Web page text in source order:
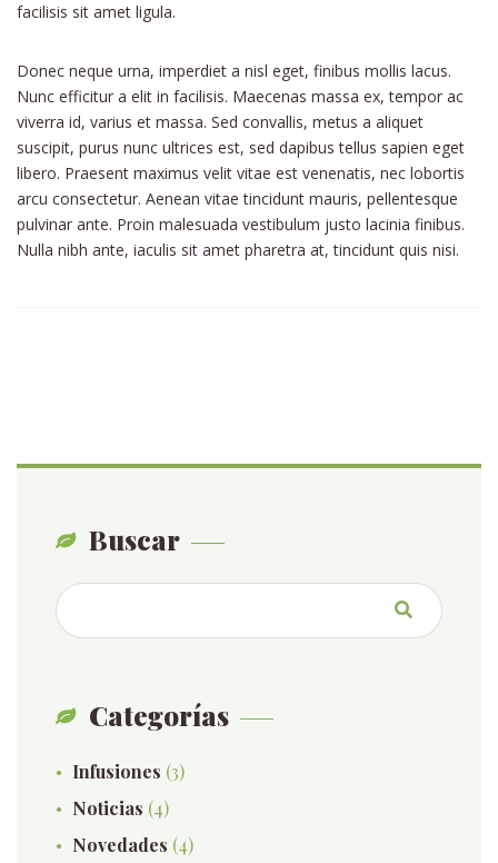
facilisis sit amet ligula.
Donec neque urna, imperdiet a nisl eget, finibus mollis lacus.
Nunc efficitur a elit in facilisis. Maecenas massa ex, tempor ac
viverra id, varius et massa. Sed convallis, metus a aliquet
suscipit, purus nunc ultrices est, sed dapibus tellus sapien eget
libero. Praesent maximus velit vitae est venenatis, nec lobortis
arcu consectetur. Aenean vitae tincidunt mauris, pellentesque
pulvinar ante. Proin malesuada vestibulum justo lacinia finibus.
Nulla nibh ante, iaculis sit amet pharetra at, tincidunt quis nisi.
Buscar
Categorías
Infusiones (3)
Noticias (4)
Novedades (4)